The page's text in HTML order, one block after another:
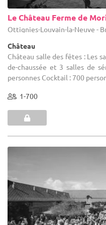
Le Château Ferme de
Ottignies-Louvain-la-Neuve -
Château
Château salle des fêtes : Les
de-chaussée et 3 salles de
personnes Cocktail : 700
1-700